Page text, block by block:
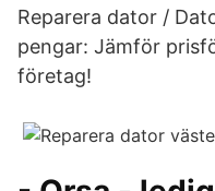
Reparera dator /
pengar: Jämför
företag!